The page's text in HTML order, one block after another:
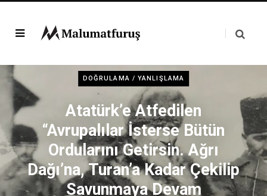
DOĞRULAMA / YANLIŞLAMA
Atatürk’e Atfedilen
“Avrupalılar İsterse Bütün
Ordularını Getirsin. Ağrı
Dağı’na, Turan’a Kadar Çekilip
Savunmaya Devam